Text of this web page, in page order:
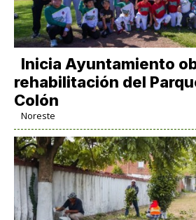
Inicia Ayuntamiento
rehabilitación del
Colón
Noreste